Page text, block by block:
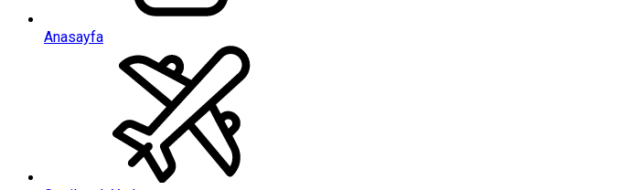
Anasayfa